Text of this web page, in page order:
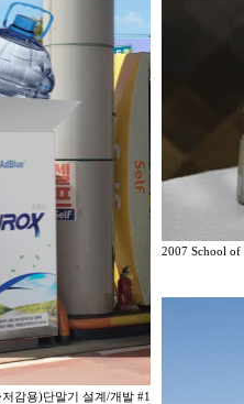
감용)단말기 설계/개발 #1
2007 School of